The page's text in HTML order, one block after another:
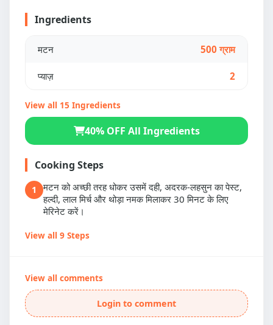
Ingredients
मटन 500 ग्राम
प्याज़ 2
View all 15 Ingredients
40% OFF All Ingredients
Cooking Steps
1
मटन को अच्छी तरह धोकर उसमें दही, अदरक-लहसुन का पेस्ट,
हल्दी, लाल मिर्च और थोड़ा नमक मिलाकर 30 मिनट के लिए
मेरिनेट करें।
View all 9 Steps
View all comments
Login to comment